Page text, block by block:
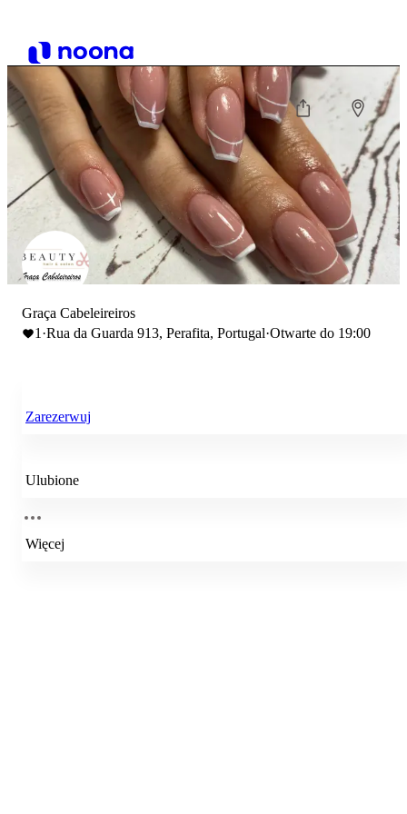
Graça Cabeleireiros
1 ·Rua da Guarda 913, Perafita, Portugal·Otwarte do 19:00
Zarezerwuj
Ulubione
Więcej